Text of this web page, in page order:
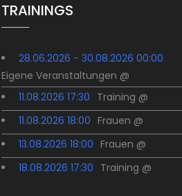
TRAININGS
28.06.2026 - 30.08.2026 00:00
Eigene Veranstaltungen @
11.08.2026 17:30 Training @
11.08.2026 18:00 Frauen @
13.08.2026 18:00 Frauen @
18.08.2026 17:30 Training @